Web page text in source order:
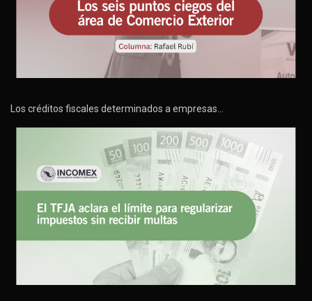
Los créditos fiscales determinados a empresas…